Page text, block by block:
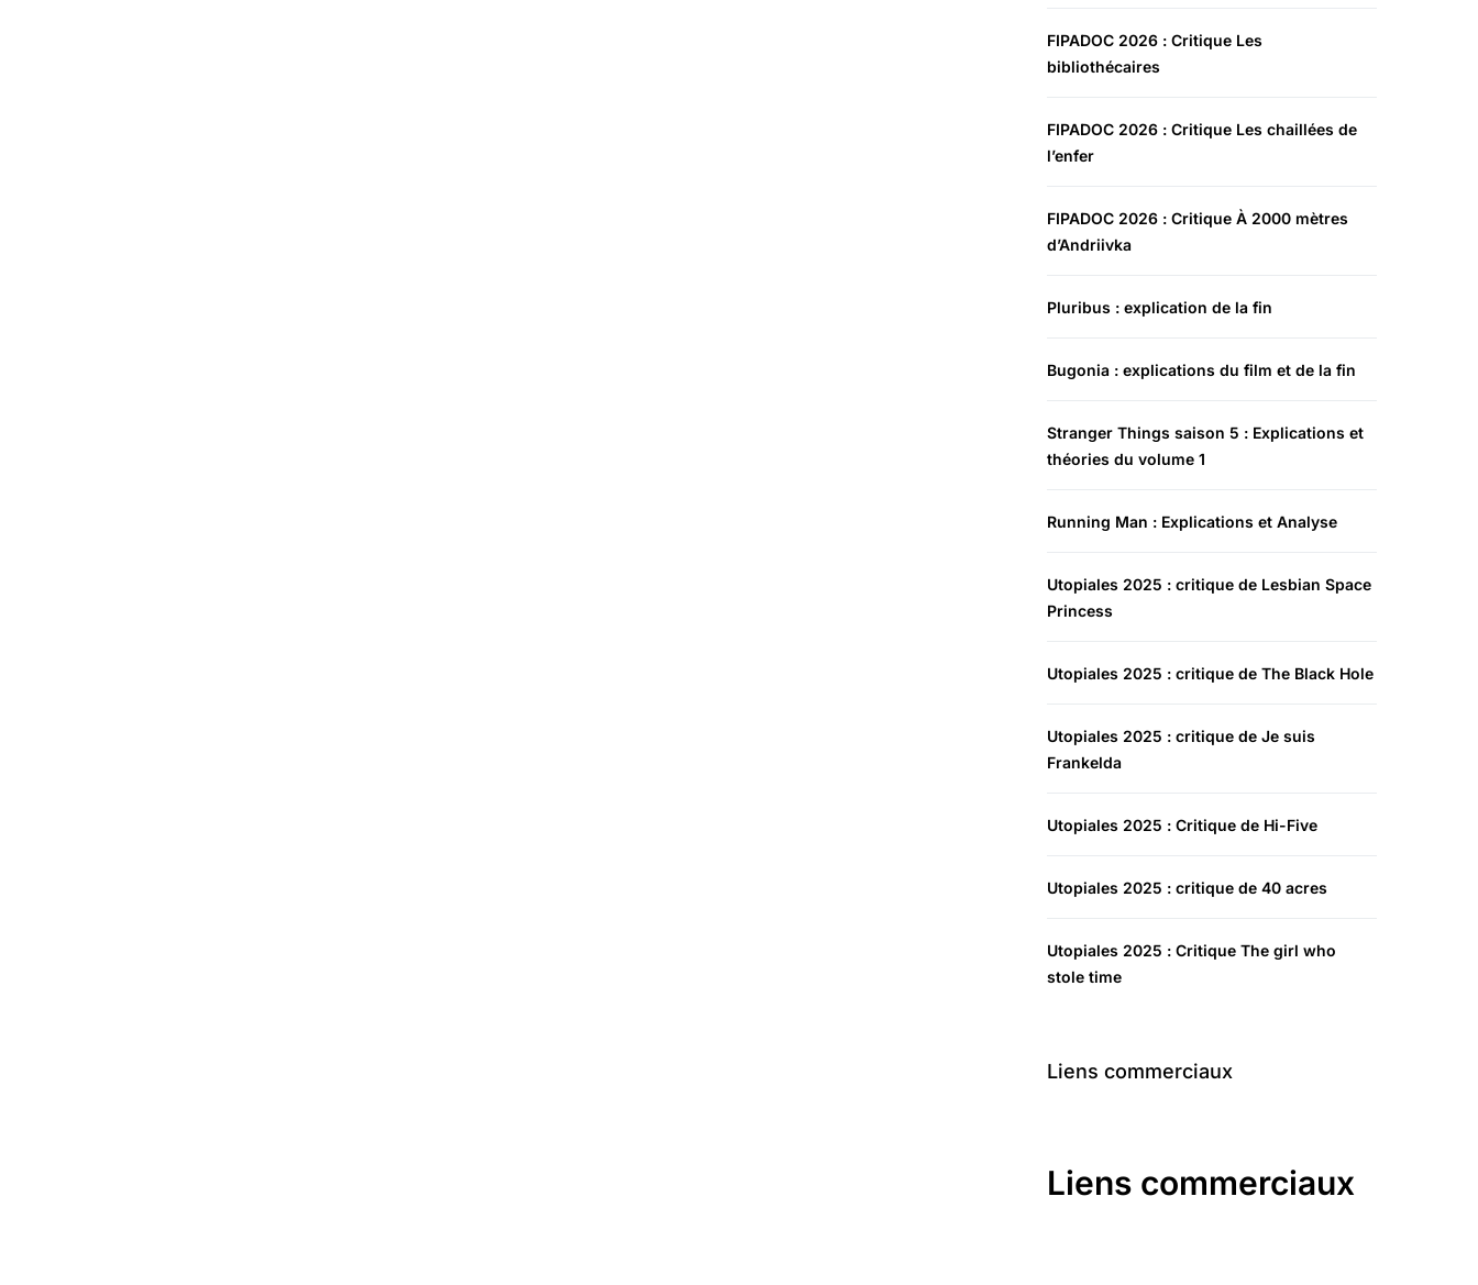
FIPADOC 2026 : Critique Les
bibliothécaires
FIPADOC 2026 : Critique Les chaillées de
l’enfer
FIPADOC 2026 : Critique À 2000 mètres
d’Andriivka
Pluribus : explication de la fin
Bugonia : explications du film et de la fin
Stranger Things saison 5 : Explications et
théories du volume 1
Running Man : Explications et Analyse
Utopiales 2025 : critique de Lesbian Space
Princess
Utopiales 2025 : critique de The Black Hole
Utopiales 2025 : critique de Je suis
Frankelda
Utopiales 2025 : Critique de Hi-Five
Utopiales 2025 : critique de 40 acres
Utopiales 2025 : Critique The girl who
stole time
Liens commerciaux
Liens commerciaux